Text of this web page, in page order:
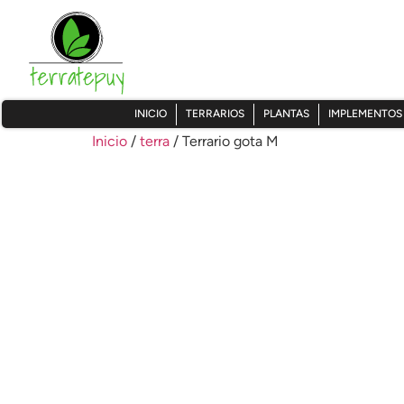
INICIO TERRARIOS PLANTAS IMPLEMENTOS
Inicio / terra / Terrario gota M